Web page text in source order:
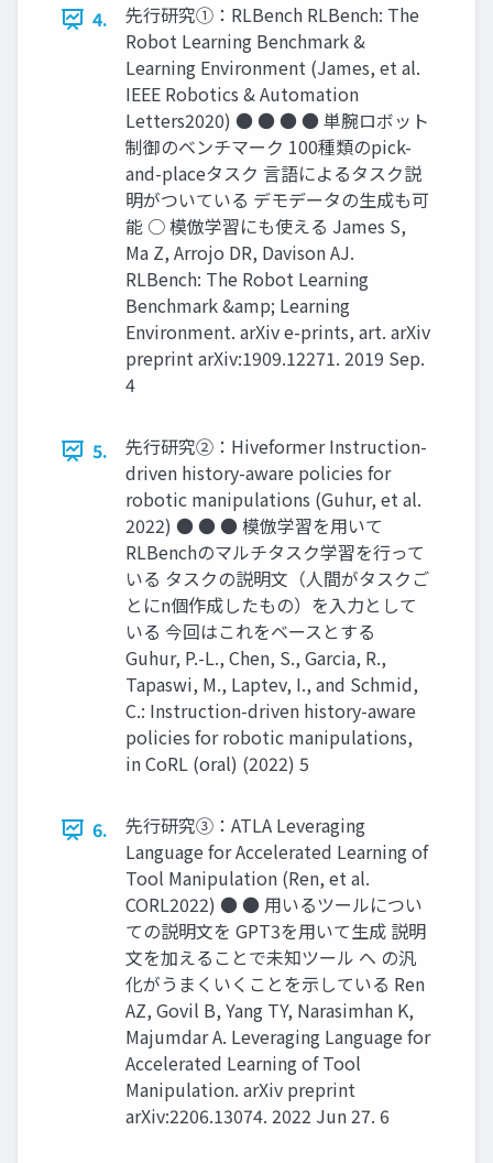
4.
先行研究①：RLBench RLBench: The
Robot Learning Benchmark &
Learning Environment (James, et al.
IEEE Robotics & Automation
Letters2020) ● ● ● ● 単腕ロボット
制御のベンチマーク 100種類のpick-
and-placeタスク 言語によるタスク説
明がついている デモデータの生成も可
能 ○ 模倣学習にも使える James S,
Ma Z, Arrojo DR, Davison AJ.
RLBench: The Robot Learning
Benchmark &amp; Learning
Environment. arXiv e-prints, art. arXiv
preprint arXiv:1909.12271. 2019 Sep.
4
5.
先行研究②：Hiveformer Instruction-
driven history-aware policies for
robotic manipulations (Guhur, et al.
2022) ● ● ● 模倣学習を用いて
RLBenchのマルチタスク学習を行って
いる タスクの説明文（人間がタスクご
とにn個作成したもの）を入力として
いる 今回はこれをベースとする
Guhur, P.-L., Chen, S., Garcia, R.,
Tapaswi, M., Laptev, I., and Schmid,
C.: Instruction-driven history-aware
policies for robotic manipulations,
in CoRL (oral) (2022) 5
6.
先行研究③：ATLA Leveraging
Language for Accelerated Learning of
Tool Manipulation (Ren, et al.
CORL2022) ● ● 用いるツールについ
ての説明文を GPT3を用いて生成 説明
文を加えることで未知ツール へ の汎
化がうまくいくことを示している Ren
AZ, Govil B, Yang TY, Narasimhan K,
Majumdar A. Leveraging Language for
Accelerated Learning of Tool
Manipulation. arXiv preprint
arXiv:2206.13074. 2022 Jun 27. 6